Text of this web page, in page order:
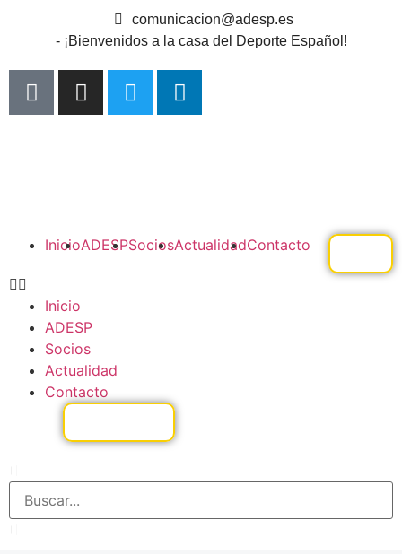
comunicacion@adesp.es
- ¡Bienvenidos a la casa del Deporte Español!
InicioADESPSociosActualidadContacto
Inicio
ADESP
Socios
Actualidad
Contacto